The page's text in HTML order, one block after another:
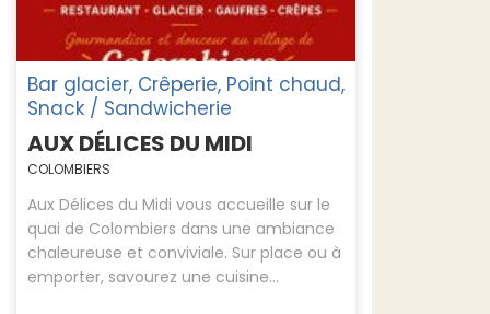
Bar glacier, Crêperie, Point chaud,
Snack / Sandwicherie
AUX DÉLICES DU MIDI
COLOMBIERS
Aux Délices du Midi vous accueille sur le
quai de Colombiers dans une ambiance
chaleureuse et conviviale. Sur place ou à
emporter, savourez une cuisine...